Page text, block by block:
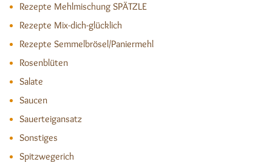
Rezepte Mehlmischung SPÄTZLE
Rezepte Mix-dich-glücklich
Rezepte Semmelbrösel/Paniermehl
Rosenblüten
Salate
Saucen
Sauerteigansatz
Sonstiges
Spitzwegerich